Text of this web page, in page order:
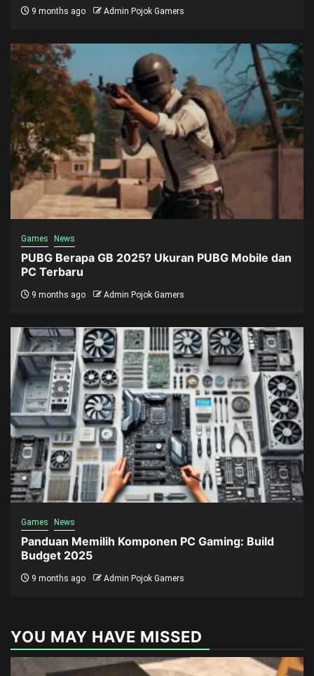
9 months ago Admin Pojok Gamers
Games News
PUBG Berapa GB 2025? Ukuran PUBG Mobile dan
PC Terbaru
9 months ago Admin Pojok Gamers
Games News
Panduan Memilih Komponen PC Gaming: Build
Budget 2025
9 months ago Admin Pojok Gamers
YOU MAY HAVE MISSED